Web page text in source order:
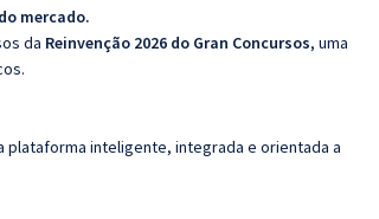
mercado.
da Reinvenção 2026 do Gran Concursos, uma
plataforma inteligente, integrada e orientada a